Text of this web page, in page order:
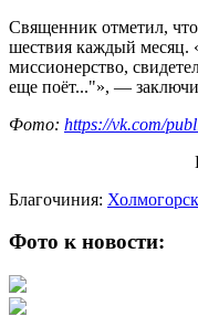
Священник отметил,
шествия каждый месяц.
миссионерство,
еще поёт..."», —
Фото: https://vk.com/
Благочиния:
Фото к новости: